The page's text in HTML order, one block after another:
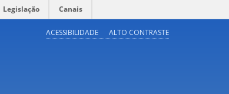
Legislação Canais
ACESSIBILIDADE ALTO CONTRASTE